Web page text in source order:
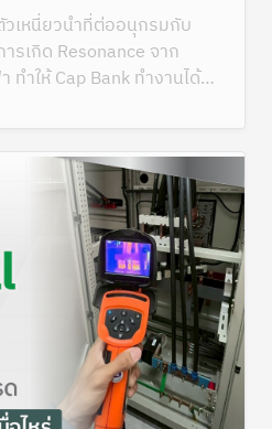
เหนี่ยวนำที่ต่ออนุกรมกับ
รเกิด Resonance จาก
ทำให้ Cap Bank ทำงานได้